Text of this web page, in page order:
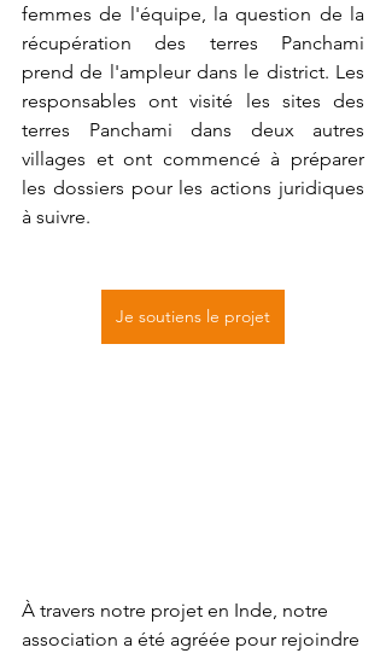
femmes de l'équipe, la question de la
récupération des terres Panchami
prend de l'ampleur dans le district. Les
responsables ont visité les sites des
terres Panchami dans deux autres
villages et ont commencé à préparer
les dossiers pour les actions juridiques
à suivre.
Je soutiens le projet
À travers notre projet en Inde, notre
association a été agréée pour rejoindre